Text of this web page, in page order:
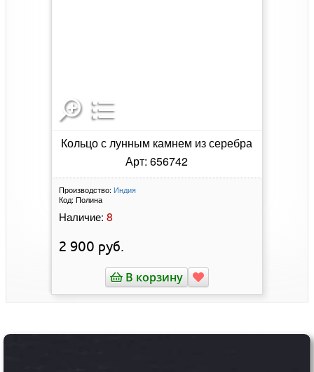
Кольцо с лунным камнем из серебра
Арт: 656742
Производство: Индия
Код: Полина
Наличие: 8
2 900 руб.
В корзину